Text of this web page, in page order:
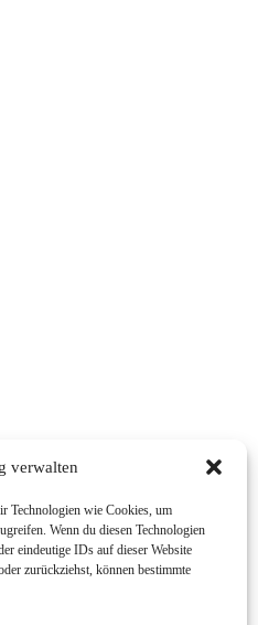
verwalten
Technologien wie Cookies, um
Wenn du diesen Technologien
eindeutige IDs auf dieser Website
zurückziehst, können bestimmte